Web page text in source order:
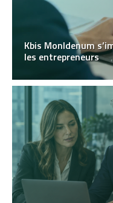
Kbis MonIdenum
les entrepreneurs